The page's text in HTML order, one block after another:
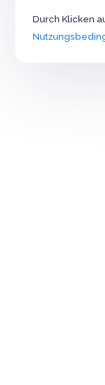
Durch Klicken